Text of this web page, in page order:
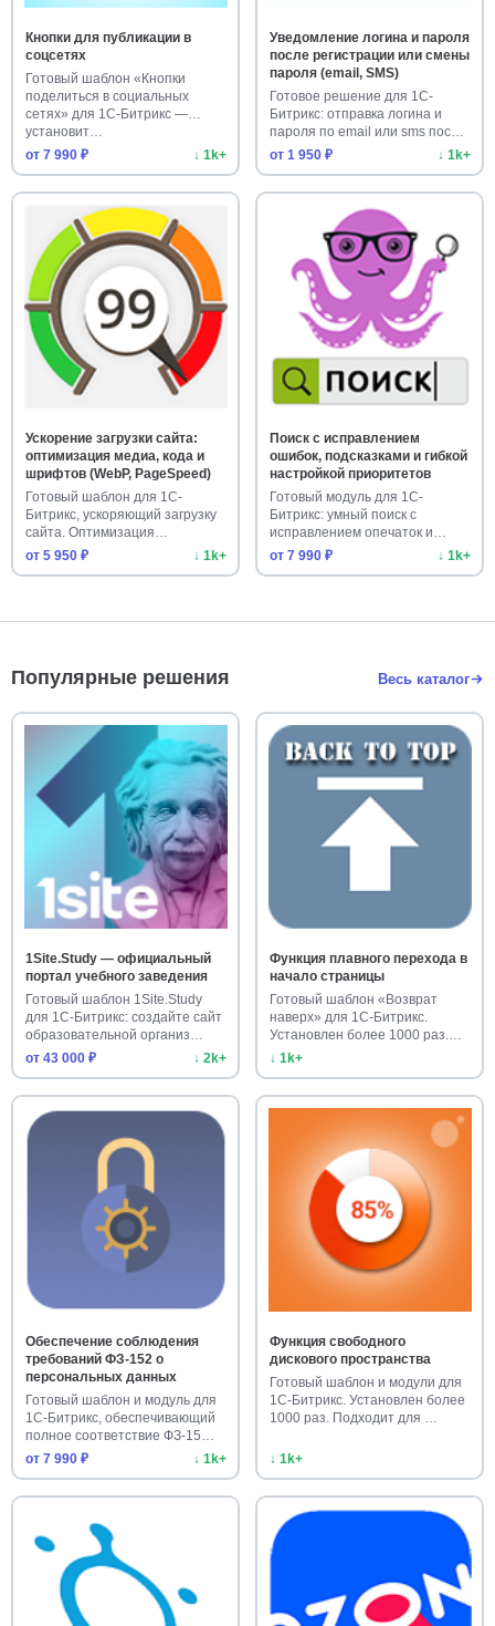
Кнопки для публикации в
соцсетях
Готовый шаблон «Кнопки
поделиться в социальных
сетях» для 1С-Битрикс —
установит…
от 7 990 ₽
↓ 1k+
Уведомление логина и пароля
после регистрации или смены
пароля (email, SMS)
Готовое решение для 1С-
Битрикс: отправка логина и
пароля по email или sms после
…
от 1 950 ₽ ↓ 1k+
Ускорение загрузки сайта:
оптимизация медиа, кода и
шрифтов (WebP, PageSpeed)
Готовый шаблон для 1С-
Битрикс, ускоряющий загрузку
сайта. Оптимизация
изображени…
от 5 950 ₽ ↓ 1k+
Поиск с исправлением
ошибок, подсказками и гибкой
настройкой приоритетов
Готовый модуль для 1С-
Битрикс: умный поиск с
исправлением опечаток и
подсказками…
от 7 990 ₽ ↓ 1k+
Популярные решения Весь каталог
1Site.Study — официальный
портал учебного заведения
Готовый шаблон 1Site.Study
для 1С-Битрикс: создайте сайт
образовательной организ…
от 43 000 ₽
↓ 2k+
Функция плавного перехода в
начало страницы
Готовый шаблон «Возврат
наверх» для 1С-Битрикс.
Установлен более 1000 раз.
Улучш…
↓ 1k+
Обеспечение соблюдения
требований ФЗ-152 о
персональных данных
Готовый шаблон и модуль для
1С-Битрикс, обеспечивающий
полное соответствие ФЗ-15…
от 7 990 ₽
↓ 1k+
Функция свободного
дискового пространства
Готовый шаблон и модули для
1С-Битрикс. Установлен более
1000 раз. Подходит для …
↓ 1k+